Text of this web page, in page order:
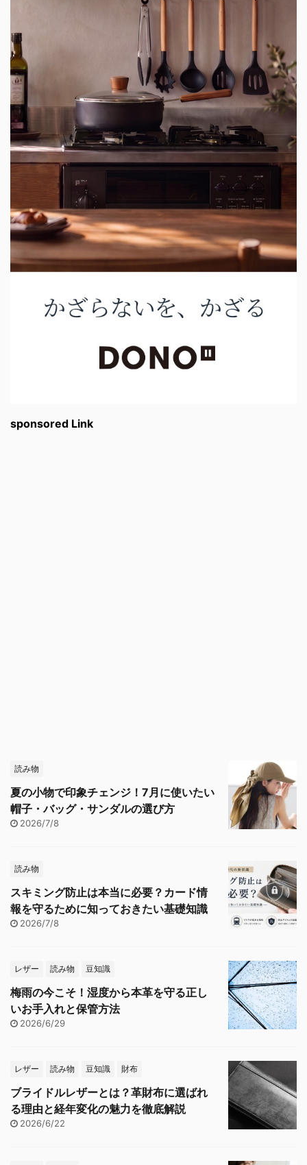
sponsored Link
読み物
夏の小物で印象チェンジ！7月に使いたい
帽子・バッグ・サンダルの選び方
2026/7/8
読み物
スキミング防止は本当に必要？カード情
報を守るために知っておきたい基礎知識
2026/7/8
レザー 読み物 豆知識
梅雨の今こそ！湿度から本革を守る正し
いお手入れと保管方法
2026/6/29
レザー 読み物 豆知識 財布
ブライドルレザーとは？革財布に選ばれ
る理由と経年変化の魅力を徹底解説
2026/6/22